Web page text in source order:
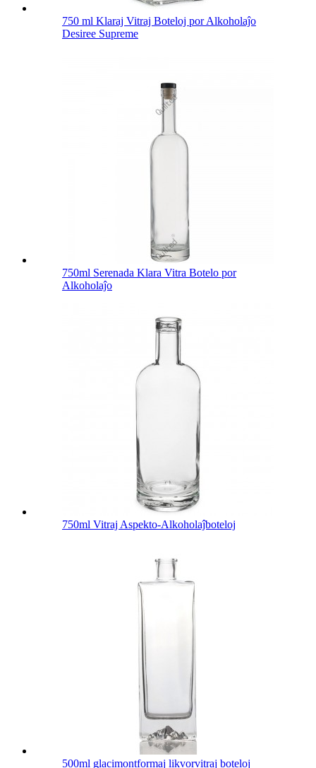
750 ml Klaraj Vitraj Boteloj por Alkoholaĵo
Desiree Supreme
750ml Serenada Klara Vitra Botelo por
Alkoholaĵo
750ml Vitraj Aspekto-Alkoholaĵboteloj
500ml glacimontformaj likvorvitraj boteloj